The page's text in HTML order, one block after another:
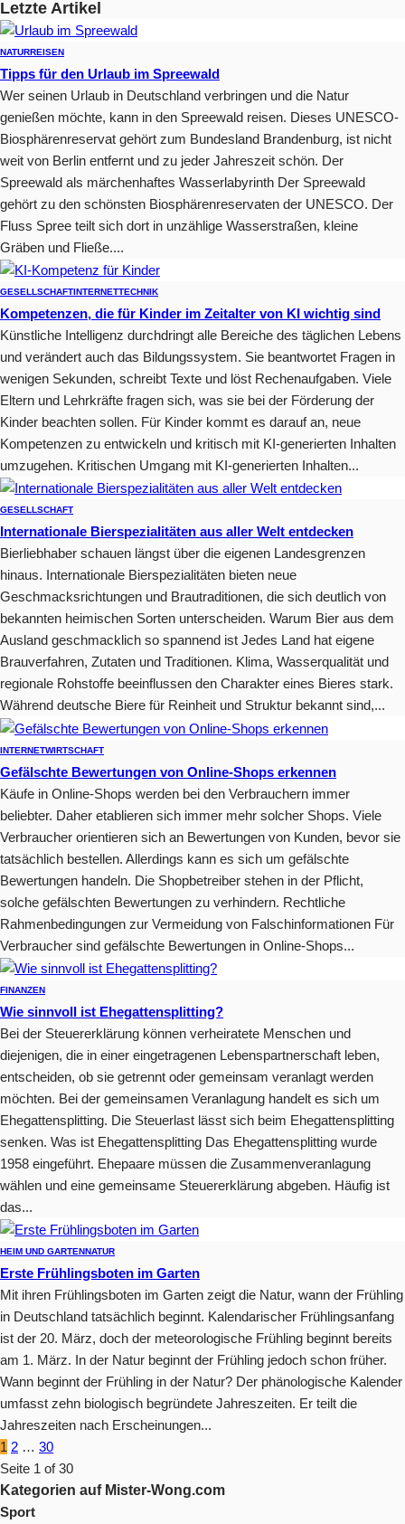
Letzte Artikel
NATURREISEN
Tipps für den Urlaub im Spreewald
Wer seinen Urlaub in Deutschland verbringen und die Natur
genießen möchte, kann in den Spreewald reisen. Dieses UNESCO-
Biosphärenreservat gehört zum Bundesland Brandenburg, ist nicht
weit von Berlin entfernt und zu jeder Jahreszeit schön. Der
Spreewald als märchenhaftes Wasserlabyrinth Der Spreewald
gehört zu den schönsten Biosphärenreservaten der UNESCO. Der
Fluss Spree teilt sich dort in unzählige Wasserstraßen, kleine
Gräben und Fließe....
GESELLSCHAFT INTERNETTECHNIK
Kompetenzen, die für Kinder im Zeitalter von KI wichtig sind
Künstliche Intelligenz durchdringt alle Bereiche des täglichen Lebens
und verändert auch das Bildungssystem. Sie beantwortet Fragen in
wenigen Sekunden, schreibt Texte und löst Rechenaufgaben. Viele
Eltern und Lehrkräfte fragen sich, was sie bei der Förderung der
Kinder beachten sollen. Für Kinder kommt es darauf an, neue
Kompetenzen zu entwickeln und kritisch mit KI-generierten Inhalten
umzugehen. Kritischen Umgang mit KI-generierten Inhalten...
GESELLSCHAFT
Internationale Bierspezialitäten aus aller Welt entdecken
Bierliebhaber schauen längst über die eigenen Landesgrenzen
hinaus. Internationale Bierspezialitäten bieten neue
Geschmacksrichtungen und Brautraditionen, die sich deutlich von
bekannten heimischen Sorten unterscheiden. Warum Bier aus dem
Ausland geschmacklich so spannend ist Jedes Land hat eigene
Brauverfahren, Zutaten und Traditionen. Klima, Wasserqualität und
regionale Rohstoffe beeinflussen den Charakter eines Bieres stark.
Während deutsche Biere für Reinheit und Struktur bekannt sind,...
INTERNETWIRTSCHAFT
Gefälschte Bewertungen von Online-Shops erkennen
Käufe in Online-Shops werden bei den Verbrauchern immer
beliebter. Daher etablieren sich immer mehr solcher Shops. Viele
Verbraucher orientieren sich an Bewertungen von Kunden, bevor sie
tatsächlich bestellen. Allerdings kann es sich um gefälschte
Bewertungen handeln. Die Shopbetreiber stehen in der Pflicht,
solche gefälschten Bewertungen zu verhindern. Rechtliche
Rahmenbedingungen zur Vermeidung von Falschinformationen Für
Verbraucher sind gefälschte Bewertungen in Online-Shops...
FINANZEN
Wie sinnvoll ist Ehegattensplitting?
Bei der Steuererklärung können verheiratete Menschen und
diejenigen, die in einer eingetragenen Lebenspartnerschaft leben,
entscheiden, ob sie getrennt oder gemeinsam veranlagt werden
möchten. Bei der gemeinsamen Veranlagung handelt es sich um
Ehegattensplitting. Die Steuerlast lässt sich beim Ehegattensplitting
senken. Was ist Ehegattensplitting Das Ehegattensplitting wurde
1958 eingeführt. Ehepaare müssen die Zusammenveranlagung
wählen und eine gemeinsame Steuererklärung abgeben. Häufig ist
das...
HEIM UND GARTENNATUR
Erste Frühlingsboten im Garten
Mit ihren Frühlingsboten im Garten zeigt die Natur, wann der Frühling
in Deutschland tatsächlich beginnt. Kalendarischer Frühlingsanfang
ist der 20. März, doch der meteorologische Frühling beginnt bereits
am 1. März. In der Natur beginnt der Frühling jedoch schon früher.
Wann beginnt der Frühling in der Natur? Der phänologische Kalender
umfasst zehn biologisch begründete Jahreszeiten. Er teilt die
Jahreszeiten nach Erscheinungen...
1 2 … 30
Seite 1 of 30
Kategorien auf Mister-Wong.com
Sport